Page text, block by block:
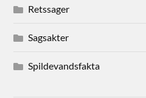
Retssager
Sagsakter
Spildevandsfakta